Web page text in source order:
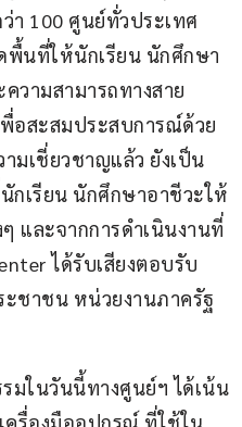
า 100 ศูนย์ทั่วประเทศ
พื้นที่ให้นักเรียน นักศึกษา
วามสามารถทางสาย
อสะสมประสบการณ์ด้วย
มเชี่ยวชาญแล้ว ยังเป็น
กเรียน นักศึกษาอาชีวะให้
และจากการดำเนินงานที่
ได้รับเสียงตอบรับ
ชาชน หน่วยงานภาครัฐ
มในวันนี้ทางศูนย์ฯ ได้เน้น